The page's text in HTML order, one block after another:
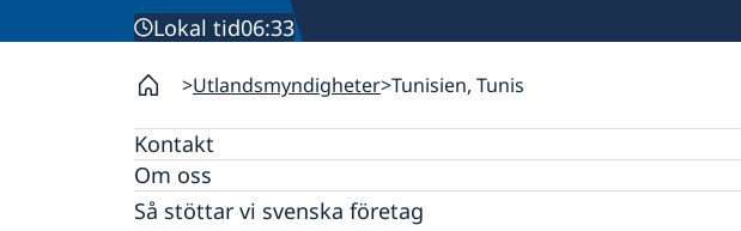
Lokal tid06:33
Utlandsmyndigheter Tunisien, Tunis
Kontakt
Om oss
Så stöttar vi svenska företag